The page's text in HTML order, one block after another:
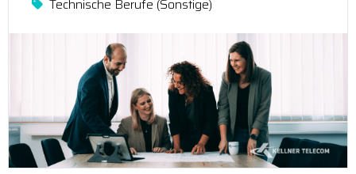
Technische Berufe (Sonstige)